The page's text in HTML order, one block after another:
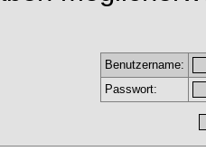
Benutzername:
Passwort: